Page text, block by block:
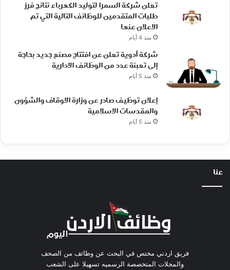
تعلن شركة السمرا لتوليد الكهرباء نتائج فرز
طلبات المتقدمين للوظائف التالية التي تم
الاعلان عنها
منذ 4 أيام
شركة أدوية تعلن عن افتتاح مصنع جديد بحاجة
إلى تعبئة عدد من الوظائف الادارية
منذ 5 أيام
إعلان توظيف صادر عن وزارة الاوقاف والشؤون
والمقدسات الاسلامية
منذ 5 أيام
عنا
فريق اردني مختص في البحث عن وظائف من الصحف
والمجلات المتخصصة الرسميه تسهيلا على الشعب